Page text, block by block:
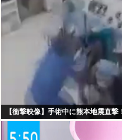
【衝撃映像】手術中に熊本地震直